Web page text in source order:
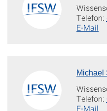
Telefon:
E-Mail
Michael
Telefon:
E-Mail